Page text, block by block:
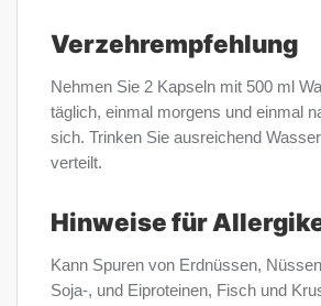
Verzehrempfehlung
Nehmen Sie 2 Kapseln mit 500 ml
täglich, einmal morgens und einmal
sich. Trinken Sie ausreichend
verteilt.
Hinweise für
Kann Spuren von Erdnüssen,
Soja-, und Eiproteinen, Fisch und